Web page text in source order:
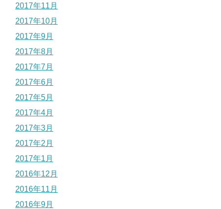
2017年11月
2017年10月
2017年9月
2017年8月
2017年7月
2017年6月
2017年5月
2017年4月
2017年3月
2017年2月
2017年1月
2016年12月
2016年11月
2016年9月